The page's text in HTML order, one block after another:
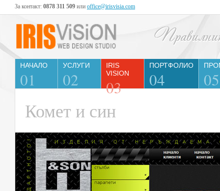
За контакт: 0878 311 509 или office@irisvisia.com
НАЧАЛО
01
УСЛУГИ
02
IRIS
VISION
03
ПОРТФОЛИО
04 05
Комет и син